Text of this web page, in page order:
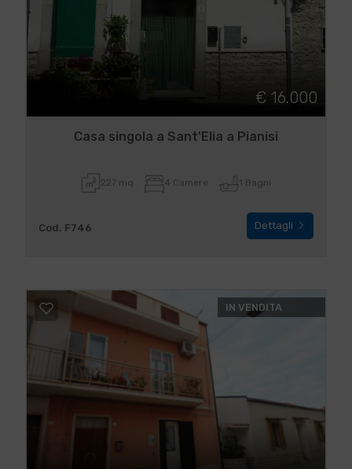
€ 16.000
Casa singola a Sant'Elia a Pianisi
227 mq 4 Camere 1 Bagni
Cod. F746 Dettagli
IN VENDITA